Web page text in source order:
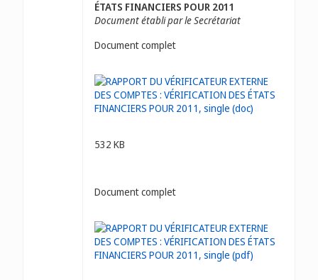
ÉTATS FINANCIERS POUR 2011
Document établi par le Secrétariat
Document complet
532 KB
Document complet